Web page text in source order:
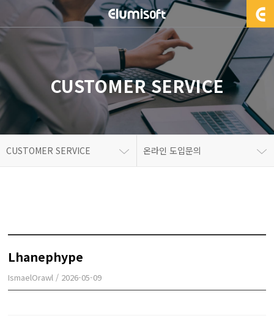
CUSTOMER SERVICE
CUSTOMER SERVICE 온라인 도입문의
Lhanephype
IsmaelOrawl / 2026-05-09